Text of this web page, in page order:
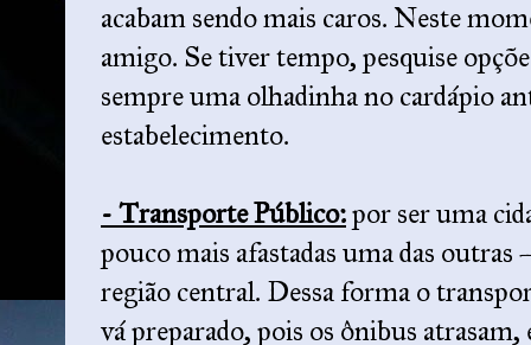
acabam sendo mais caros. Neste
amigo. Se tiver tempo, pesquise
sempre uma olhadinha no cardápio
estabelecimento.
- Transporte Público:por ser uma
pouco mais afastadas uma das outras
região central. Dessa forma o
vá preparado, pois os ônibus